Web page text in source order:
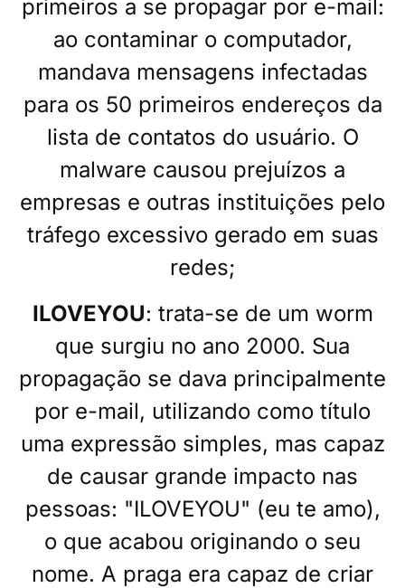
primeiros a se propagar por e-mail:
ao contaminar o computador,
mandava mensagens infectadas
para os 50 primeiros endereços da
lista de contatos do usuário. O
malware causou prejuízos a
empresas e outras instituições pelo
tráfego excessivo gerado em suas
redes;
ILOVEYOU: trata-se de um worm
que surgiu no ano 2000. Sua
propagação se dava principalmente
por e-mail, utilizando como título
uma expressão simples, mas capaz
de causar grande impacto nas
pessoas: "ILOVEYOU" (eu te amo),
o que acabou originando o seu
nome. A praga era capaz de criar